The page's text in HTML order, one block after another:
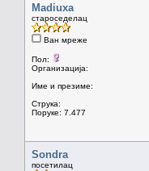
Madiuxa
староседелац
Ван мреже
Пол:
Организација:
Име и презиме:
Струка:
Поруке: 7.477
Sondra
посетилац